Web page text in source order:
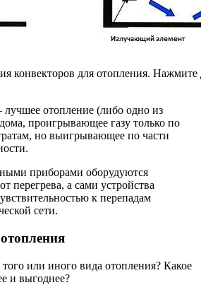
конвекторов для отопления. Нажмите
отопление (либо одно из
проигрывающее газу только по
но выигрывающее по части
приборами оборудуются
перегрева, а сами устройства
к перепадам
сети.
или иного вида отопления? Какое
и выгоднее?